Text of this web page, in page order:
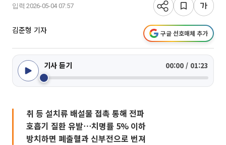
입력 2026-05-04 07:57
김준형 기자 구글 선호매체 추가
기사 듣기 00:00 / 01:23
취 등 설치류 배설물 접촉 통해 전파
호흡기 질환 유발⋯치명률 5% 이하
방치하면 폐출혈과 신부전으로 번져